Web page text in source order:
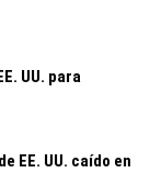
UU. para
EE. UU. caído en